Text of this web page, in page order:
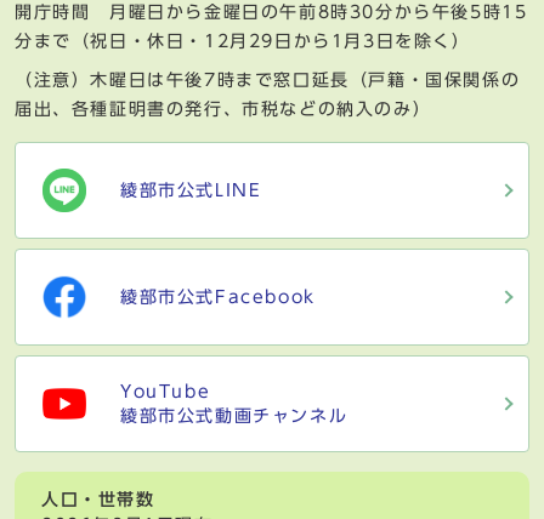
開庁時間 月曜日から金曜日の午前8時30分から午後5時15
分まで（祝日・休日・12月29日から1月3日を除く）
（注意）木曜日は午後7時まで窓口延長（戸籍・国保関係の
届出、各種証明書の発行、市税などの納入のみ）
綾部市公式LINE
綾部市公式Facebook
YouTube
綾部市公式動画チャンネル
人口・世帯数